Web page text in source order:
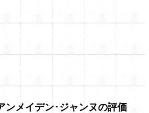
ンメイデン･ジャンヌの評価